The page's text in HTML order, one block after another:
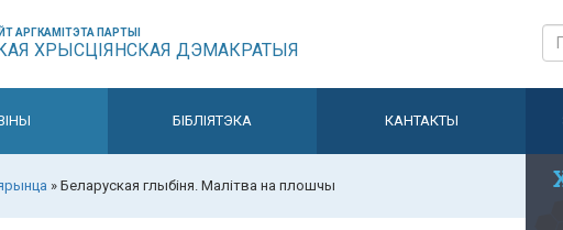
АРГКАМІТЭТА ПАРТЫІ
ХРЫСЦІЯНСКАЯ ДЭМАКРАТЫЯ
БІБЛІЯТЭКА КАНТАКТЫ
» Беларуская глыбіня. Малітва на плошчы